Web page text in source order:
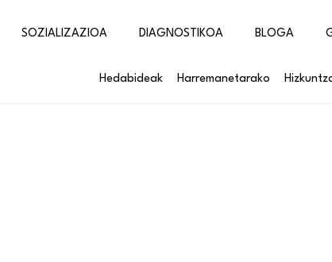
SOZIALIZAZIOA DIAGNOSTIKOA BLOGA
Hedabideak Harremanetarako